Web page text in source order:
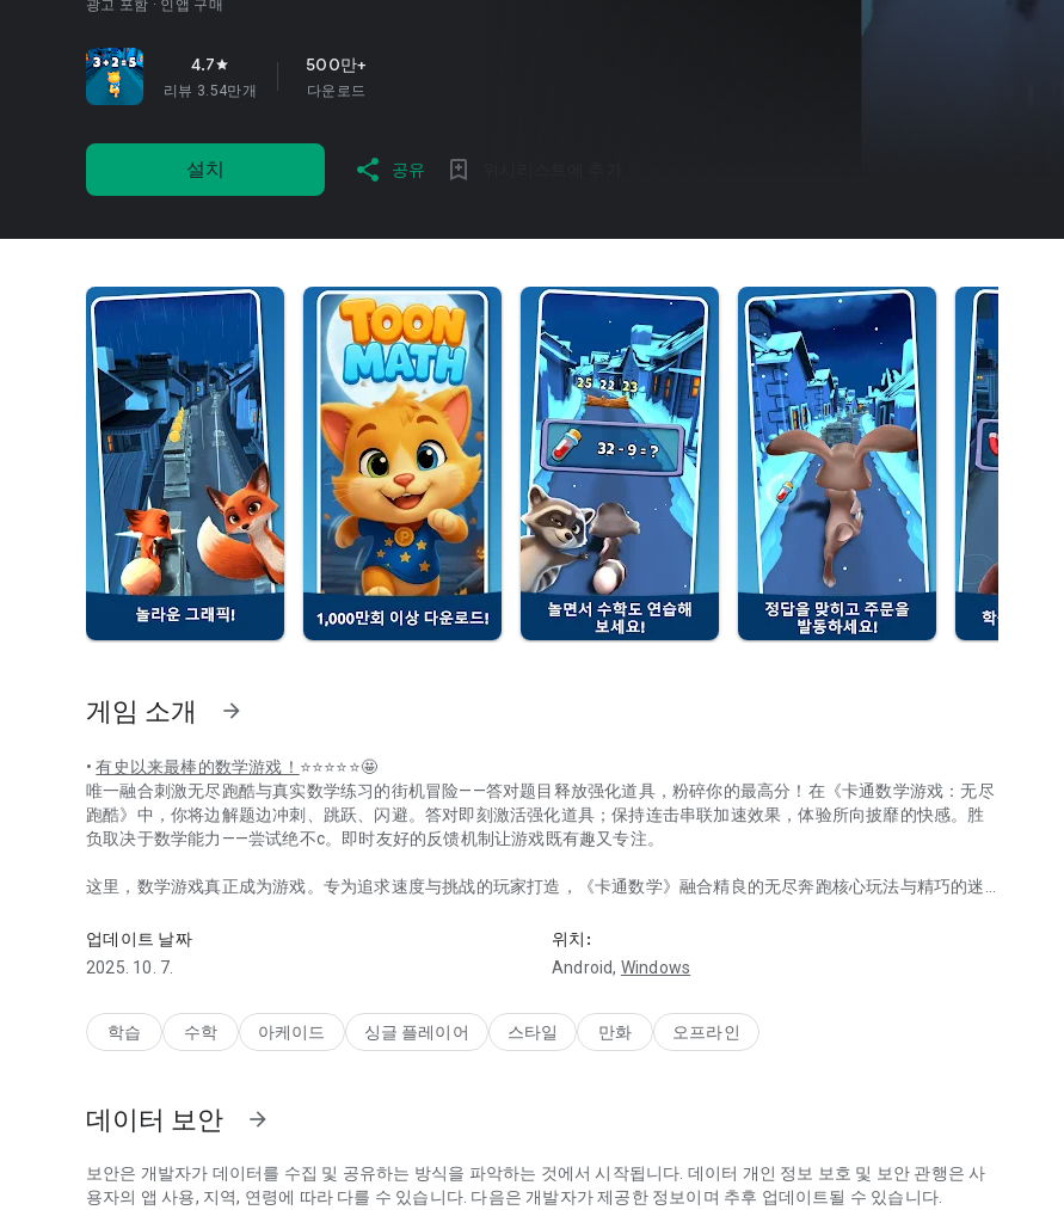
광고 포함 인앱 구매
4.7star
리뷰 3.54만개
500만+
다운로드
설치 공유
게임 소개 arrow_forward
•有史以来最棒的数学游戏！ ⭐⭐⭐⭐⭐🤩
唯一融合刺激无尽跑酷与真实数学练习的街机冒险——答对题目释放强化道具，粉碎你的最高分！在《卡通数学游戏：无尽
跑酷》中，你将边解题边冲刺、跳跃、闪避。答对即刻激活强化道具；保持连击串联加速效果，体验所向披靡的快感。胜
负取决于数学能力——尝试绝不c。即时友好的反馈机制让游戏既有趣又专注。
这里，数学游戏真正成为游戏。专为追求速度与挑战的玩家打造，《卡通数学》融合精良的无尽奔跑核心玩法与精巧的迷
中。
真正的无尽跑酷+数学融合体。经典跑酷操作搭配灵敏跳跃、滑行与冲刺，如今更因正确答案而强化：触发护盾、磁铁、分
数倍增器等效果。这是罕见的兼具教育意义的无尽跑酷游戏。
人风格。
覆盖核心技能。涵盖心算、数值组合、比较运算、加减乘除，甚至包含2-12倍表的快速训练。
업데이트 날짜
2025. 10. 7.
위치:
Android, Windows
학습 수학 아케이드 싱글 플레이어 스타일 만화 오프라인
데이터 보안 arrow_forward
보안은 개발자가 데이터를 수집 및 공유하는 방식을 파악하는 것에서 시작됩니다. 데이터 개인 정보 보호 및 보안 관행은 사
용자의 앱 사용, 지역, 연령에 따라 다를 수 있습니다. 다음은 개발자가 제공한 정보이며 추후 업데이트될 수 있습니다.